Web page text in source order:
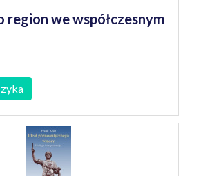
region we współczesnym